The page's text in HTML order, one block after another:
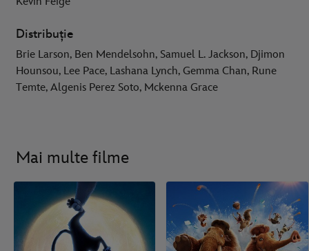
Distribuție
Brie Larson, Ben Mendelsohn, Samuel L. Jackson, Djimon
Hounsou, Lee Pace, Lashana Lynch, Gemma Chan, Rune
Temte, Algenis Perez Soto, Mckenna Grace
Mai multe filme